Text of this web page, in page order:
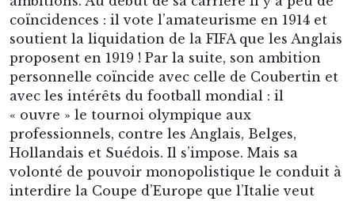
coïncidences : il vote l’amateurisme en 1914 et
soutient la liquidation de la FIFA que les Anglais
proposent en 1919 ! Par la suite, son ambition
personnelle coïncide avec celle de Coubertin et
avec les intérêts du football mondial : il
« ouvre » le tournoi olympique aux
professionnels, contre les Anglais, Belges,
Hollandais et Suédois. Il s’impose. Mais sa
volonté de pouvoir monopolistique le conduit à
interdire la Coupe d’Europe que l’Italie veut